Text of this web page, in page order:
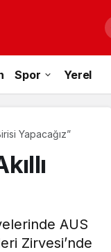
Spor Yerel
Yapacağız”
AUS
Zirvesi’nde